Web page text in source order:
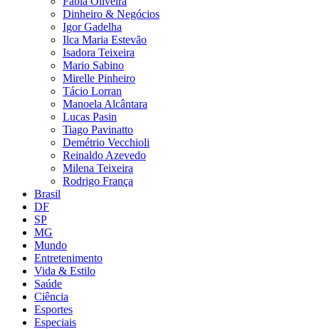
Dinheiro & Negócios
Igor Gadelha
Ilca Maria Estevão
Isadora Teixeira
Mario Sabino
Mirelle Pinheiro
Tácio Lorran
Manoela Alcântara
Lucas Pasin
Tiago Pavinatto
Demétrio Vecchioli
Reinaldo Azevedo
Milena Teixeira
Rodrigo França
Brasil
DF
SP
MG
Mundo
Entretenimento
Vida & Estilo
Saúde
Ciência
Esportes
Especiais